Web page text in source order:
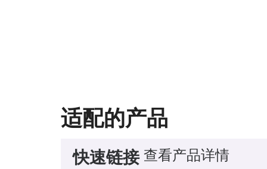
适配的产品
快速链接 查看产品详情